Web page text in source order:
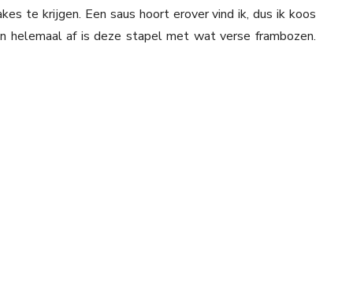
te krijgen. Een saus hoort erover vind ik, dus ik koos
helemaal af is deze stapel met wat verse frambozen.